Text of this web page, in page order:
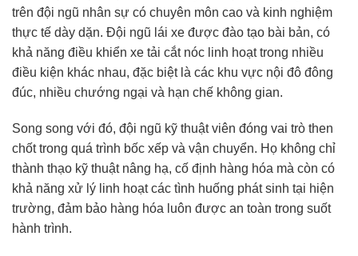
trên đội ngũ nhân sự có chuyên môn cao và kinh nghiệm
thực tế dày dặn. Đội ngũ lái xe được đào tạo bài bản, có
khả năng điều khiển xe tải cắt nóc linh hoạt trong nhiều
điều kiện khác nhau, đặc biệt là các khu vực nội đô đông
đúc, nhiều chướng ngại và hạn chế không gian.
Song song với đó, đội ngũ kỹ thuật viên đóng vai trò then
chốt trong quá trình bốc xếp và vận chuyển. Họ không chỉ
thành thạo kỹ thuật nâng hạ, cố định hàng hóa mà còn có
khả năng xử lý linh hoạt các tình huống phát sinh tại hiện
trường, đảm bảo hàng hóa luôn được an toàn trong suốt
hành trình.